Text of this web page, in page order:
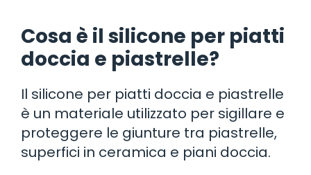
Cosa è il silicone per piatti
doccia e piastrelle?
Il silicone per piatti doccia e piastrelle
è un materiale utilizzato per sigillare e
proteggere le giunture tra piastrelle,
superfici in ceramica e piani doccia.